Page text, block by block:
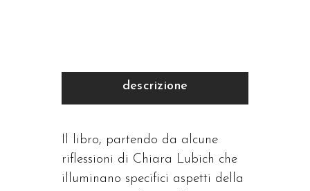
descrizione
Il libro, partendo da alcune
riflessioni di Chiara Lubich che
illuminano specifici aspetti della